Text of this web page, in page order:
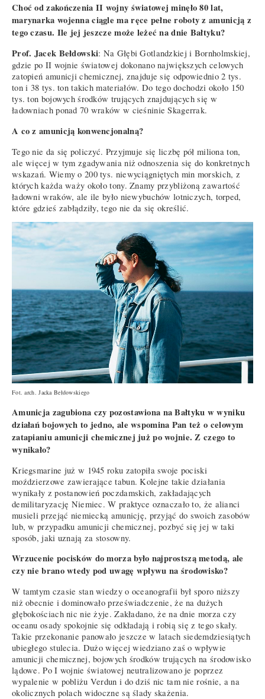
Choć od zakończenia II wojny światowej minęło 80 lat,
marynarka wojenna ciągle ma ręce pełne roboty z amunicją z
tego czasu. Ile jej jeszcze może leżeć na dnie Bałtyku?
Prof. Jacek Bełdowski: Na Głębi Gotlandzkiej i Bornholmskiej,
gdzie po II wojnie światowej dokonano największych celowych
zatopień amunicji chemicznej, znajduje się odpowiednio 2 tys.
ton i 38 tys. ton takich materiałów. Do tego dochodzi około 150
tys. ton bojowych środków trujących znajdujących się w
ładowniach ponad 70 wraków w cieśninie Skagerrak.
A co z amunicją konwencjonalną?
Tego nie da się policzyć. Przyjmuje się liczbę pół miliona ton,
ale więcej w tym zgadywania niż odnoszenia się do konkretnych
wskazań. Wiemy o 200 tys. niewyciągniętych min morskich, z
których każda waży około tony. Znamy przybliżoną zawartość
ładowni wraków, ale ile było niewybuchów lotniczych, torped,
które gdzieś zabłądziły, tego nie da się określić.
Fot. arch. Jacka Bełdowskiego
Amunicja zagubiona czy pozostawiona na Bałtyku w wyniku
działań bojowych to jedno, ale wspomina Pan też o celowym
zatapianiu amunicji chemicznej już po wojnie. Z czego to
wynikało?
Kriegsmarine już w 1945 roku zatopiła swoje pociski
moździerzowe zawierające tabun. Kolejne takie działania
wynikały z postanowień poczdamskich, zakładających
demilitaryzację Niemiec. W praktyce oznaczało to, że alianci
musieli przejąć niemiecką amunicję, przyjąć do swoich zasobów
lub, w przypadku amunicji chemicznej, pozbyć się jej w taki
sposób, jaki uznają za stosowny.
Wrzucenie pocisków do morza było najprostszą metodą, ale
czy nie brano wtedy pod uwagę wpływu na środowisko?
W tamtym czasie stan wiedzy o oceanografii był sporo niższy
niż obecnie i dominowało przeświadczenie, że na dużych
głębokościach nic nie żyje. Zakładano, że na dnie morza czy
oceanu osady spokojnie się odkładają i robią się z tego skały.
Takie przekonanie panowało jeszcze w latach siedemdziesiątych
ubiegłego stulecia. Dużo więcej wiedziano zaś o wpływie
amunicji chemicznej, bojowych środków trujących na środowisko
lądowe. Po I wojnie światowej neutralizowano je poprzez
wypalenie w pobliżu Verdun i do dziś nic tam nie rośnie, a na
okolicznych polach widoczne są ślady skażenia.